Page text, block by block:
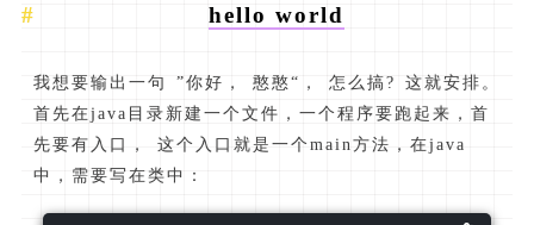
hello world
我想要输出一句 ”你好， 憨憨“， 怎么搞? 这就安排。
首先在java目录新建一个文件，一个程序要跑起来，首
先要有入口， 这个入口就是一个main方法，在java
中，需要写在类中：